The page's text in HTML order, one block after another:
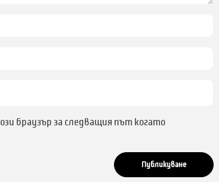
браузър за следващия път когато